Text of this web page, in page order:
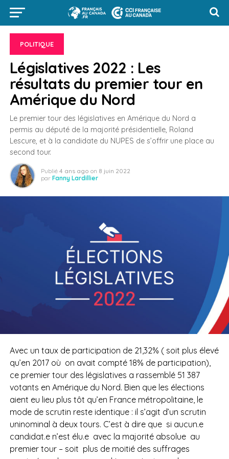
POLITIQUE
Législatives 2022 : Les
résultats du premier tour en
Amérique du Nord
Le premier tour des législatives en Amérique du Nord a
permis au député de la majorité présidentielle, Roland
Lescure, et à la candidate du NUPES de s’offrir une place au
second tour.
Publié 4 ans ago on 8 juin 2022
par Fanny Lardillier
Avec un taux de participation de 21,32% ( soit plus élevé
qu’en 2017 où on avait compté 18% de participation),
ce premier tour des législatives a rassemblé 51 387
votants en Amérique du Nord. Bien que les élections
aient eu lieu plus tôt qu’en France métropolitaine, le
mode de scrutin reste identique : il s’agit d’un scrutin
uninominal à deux tours. C’est à dire que si aucun.e
candidat.e n’est élu.e avec la majorité absolue au
premier tour – soit plus de moitié des suffrages